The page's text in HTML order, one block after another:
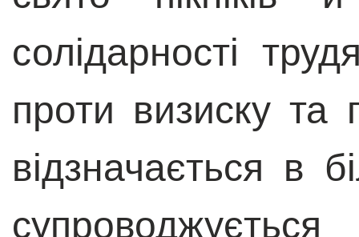
солідарності
проти визиску та
відзначається в